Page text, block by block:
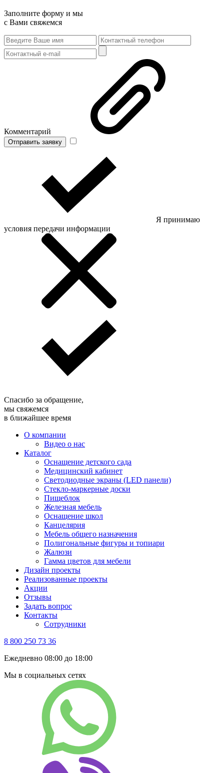
Заполните форму и мы
с Вами свяжемся
Комментарий
Отправить заявку
Я принимаю
условия передачи информации
Спасибо за обращение,
мы свяжемся
в ближайшее время
О компании
Видео о нас
Каталог
Оснащение детского сада
Медицинский кабинет
Светодиодные экраны (LED панели)
Стекло-маркерные доски
Пищеблок
Железная мебель
Оснащение школ
Канцелярия
Мебель общего назначения
Полигональные фигуры и топиари
Жалюзи
Гамма цветов для мебели
Дизайн проекты
Реализованные проекты
Акции
Отзывы
Задать вопрос
Контакты
Сотрудники
8 800 250 73 36
Ежедневно 08:00 до 18:00
Мы в социальных сетях